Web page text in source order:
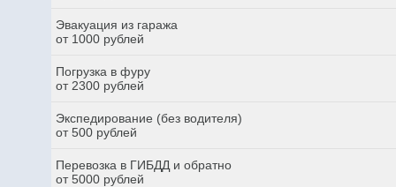
Эвакуация из гаража
от 1000 рублей
Погрузка в фуру
от 2300 рублей
Экспедирование (без водителя)
от 500 рублей
Перевозка в ГИБДД и обратно
от 5000 рублей